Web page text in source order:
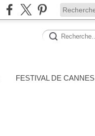
FESTIVAL DE CANNES